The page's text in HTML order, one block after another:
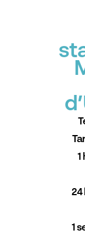
1
24
1